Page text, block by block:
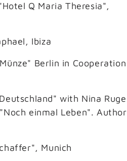
Q Maria Theresia",
Ibiza
Berlin in Cooperation
with Nina Ruge
einmal Leben". Author
Munich